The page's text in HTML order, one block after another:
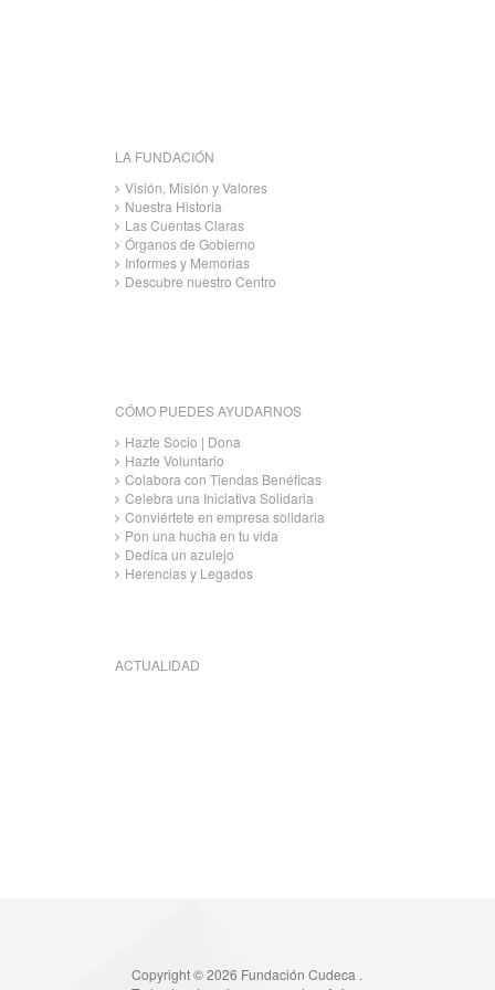
LA FUNDACIÓN
Visión, Misión y Valores
Nuestra Historia
Las Cuentas Claras
Órganos de Gobierno
Informes y Memorias
Descubre nuestro Centro
CÓMO PUEDES AYUDARNOS
Hazte Socio | Dona
Hazte Voluntario
Colabora con Tiendas Benéficas
Celebra una Iniciativa Solidaria
Conviértete en empresa solidaria
Pon una hucha en tu vida
Dedica un azulejo
Herencias y Legados
ACTUALIDAD
Copyright © 2026 Fundación Cudeca .